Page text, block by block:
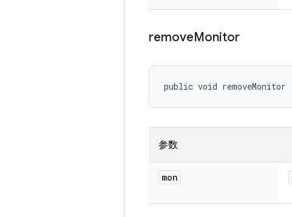
removeMonitor
public void removeMonitor
参数
mon